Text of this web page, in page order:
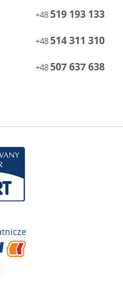
+48519 193 133
+48514 311 310
+48507 637 638